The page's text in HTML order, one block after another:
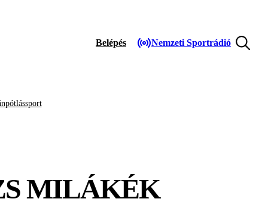
Belépés Nemzeti Sportrádió
MILÁKÉK